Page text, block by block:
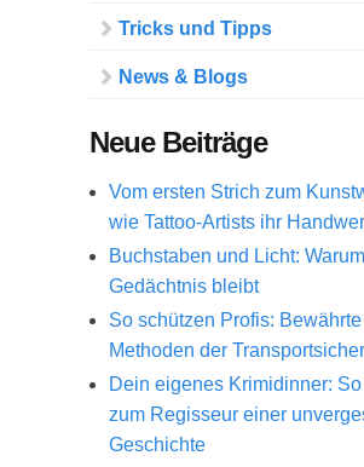
Tricks und Tipps
News & Blogs
Neue Beiträge
Vom ersten Strich zum
wie Tattoo-Artists ihr
Buchstaben und Licht:
Gedächtnis bleibt
So schützen Profis: Bewährte
Methoden der
Dein eigenes Krimidinner:
zum Regisseur einer
Geschichte